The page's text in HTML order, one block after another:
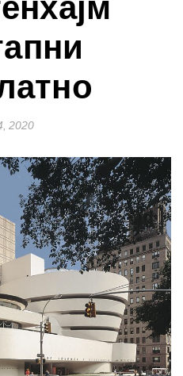
2020